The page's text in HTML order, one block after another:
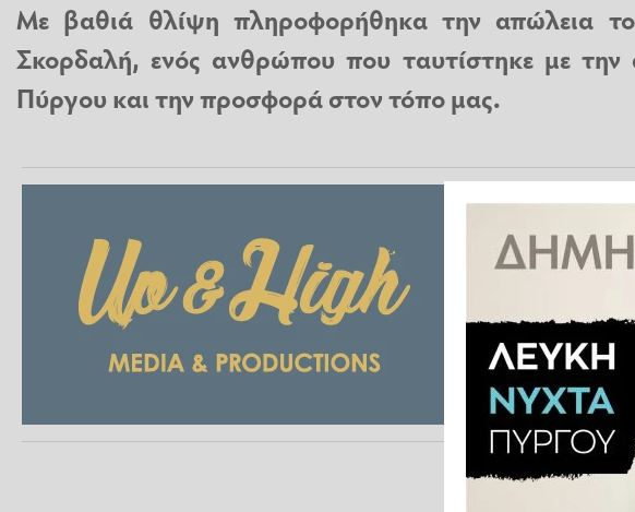
Με βαθιά θλίψη πληροφορήθηκα την απώλεια
Σκορδαλή, ενός ανθρώπου που ταυτίστηκε με
Πύργου και την προσφορά στον τόπο μας.